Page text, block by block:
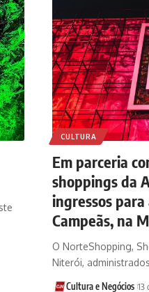
CULTURA
Em parceria
shoppings da
ingressos
Campeãs, na
O NorteShopping,
Niterói,
Cultura e Negócios 13